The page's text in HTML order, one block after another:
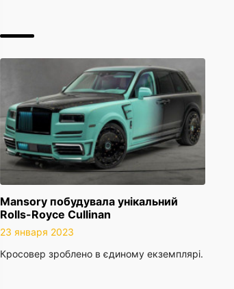
Mansory побудувала унікальний
Rolls-Royce Cullinan
23 января 2023
Кросовер зроблено в єдиному екземплярі.